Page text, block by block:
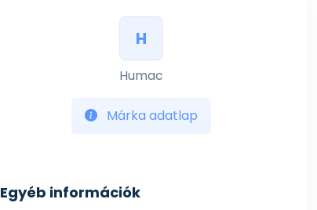
H
Humac
Márka adatlap
Egyéb információk